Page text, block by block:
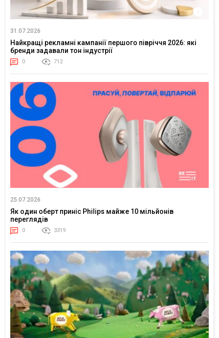
31.07.2026
Найкращі рекламні кампанії першого півріччя 2026: які
бренди задавали тон індустрії
0 712
25.07.2026
Як один оберт приніс Philips майже 10 мільйонів
переглядів
0 3319